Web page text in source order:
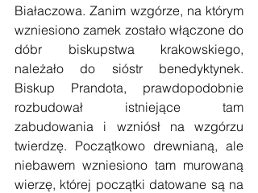
Białaczowa. Zanim wzgórze, na którym
wzniesiono zamek zostało włączone do
dóbr biskupstwa krakowskiego,
należało do sióstr benedyktynek.
Biskup Prandota, prawdopodobnie
rozbudował istniejące tam
zabudowania i wzniósł na wzgórzu
twierdzę. Początkowo drewnianą, ale
niebawem wzniesiono tam murowaną
wierzę, której początki datowane są na